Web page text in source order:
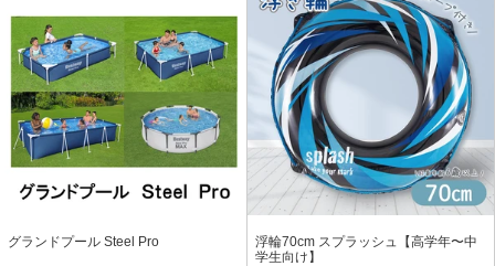
グランドプール Steel Pro
浮輪70cm スプラッシュ【高学年〜中
学生向け】